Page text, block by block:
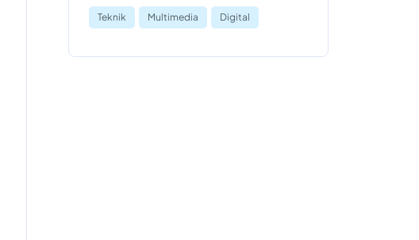
Teknik Multimedia Digital